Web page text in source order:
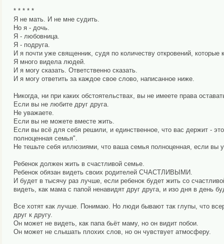
* * * * *
Я не мать. И не мне судить.
Но я - дочь.
Я - любовница.
Я - подруга.
И я почти уже священник, судя по количеству откровений, которые
Я много видела людей.
И я могу сказать. Ответственно сказать.
И я могу ответить за каждое свое слово, написанное ниже.
Никогда, ни при каких обстоятельствах, вы не имеете права
Если вы не любите друг друга.
Не уважаете.
Если вы не можете вместе жить.
Если вы всё для себя решили, и единственное, что вас держит -
полноценная семья".
Не тешьте себя иллюзиями, что ваша семья полноценная, если вы
Ребенок должен жить в счастливой семье.
Ребенок обязан видеть своих родителей СЧАСТЛИВЫМИ.
И будет в тысячу раз лучше, если ребенок будет жить со
видеть, как мама с папой ненавидят друг друга, и изо дня в день
Все хотят как лучше. Понимаю. Но люди бывают так глупы, что
друг к другу.
Он может не видеть, как папа бьёт маму, но он видит побои.
Он может не слышать плохих слов, но он чувствует атмосферу.